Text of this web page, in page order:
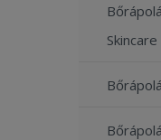
Skincare